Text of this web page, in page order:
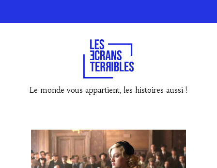
Le monde vous appartient, les histoires aussi !